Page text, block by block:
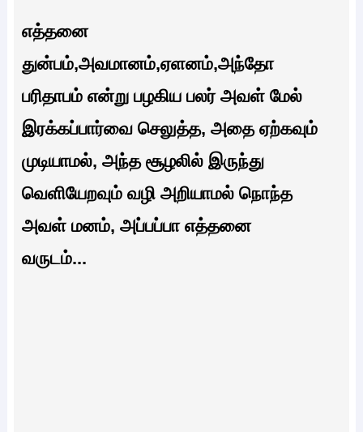
எத்தனை
துன்பம்,அவமானம்,ஏளனம்,அந்தோ
பரிதாபம் என்று பழகிய பலர் அவள் மேல்
இரக்கப்பார்வை செலுத்த, அதை ஏற்கவும்
முடியாமல், அந்த சூழலில் இருந்து
வெளியேறவும் வழி அறியாமல் நொந்த
அவள் மனம், அப்பப்பா எத்தனை
வருடம்...